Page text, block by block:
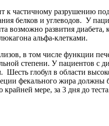
к частичному разрушению
белков и углеводов. У
возможно развития
альфа-клетками.
в том числе функции
степени. У пациентов с
глобул в области
фекального жира
мере, за 3 дня до